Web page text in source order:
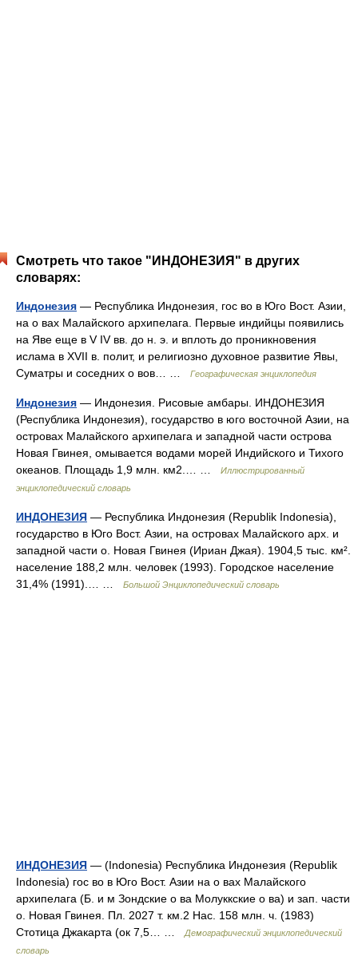
Смотреть что такое "ИНДОНЕЗИЯ" в других
словарях:
Индонезия — Республика Индонезия, гос во в Юго Вост. Азии,
на о вах Малайского архипелага. Первые индийцы появились
на Яве еще в V IV вв. до н. э. и вплоть до проникновения
ислама в XVII в. полит, и религиозно духовное развитие Явы,
Суматры и соседних о вов… …
Географическая энциклопедия
Индонезия — Индонезия. Рисовые амбары. ИНДОНЕЗИЯ
(Республика Индонезия), государство в юго восточной Азии, на
островах Малайского архипелага и западной части острова
Новая Гвинея, омывается водами морей Индийского и Тихого
океанов. Площадь 1,9 млн. км2.… …
Иллюстрированный
энциклопедический словарь
ИНДОНЕЗИЯ — Республика Индонезия (Republik Indonesia),
государство в Юго Вост. Азии, на островах Малайского арх. и
западной части о. Новая Гвинея (Ириан Джая). 1904,5 тыс. км².
население 188,2 млн. человек (1993). Городское население
31,4% (1991).… …
Большой Энциклопедический словарь
ИНДОНЕЗИЯ — (Indonesia) Республика Индонезия (Republik
Indonesia) гос во в Юго Вост. Азии на о вах Малайского
архипелага (Б. и м Зондские о ва Молуккские о ва) и зап. части
о. Новая Гвинея. Пл. 2027 т. км.2 Нас. 158 млн. ч. (1983)
Стотица Джакарта (ок 7,5… …
Демографический энциклопедический
словарь